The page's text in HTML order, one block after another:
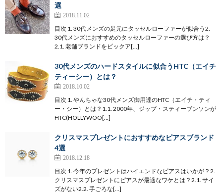
選
2018.11.02
目次 1. 30代メンズの足元にタッセルローファーが似合う2.
30代メンズにおすすめのタッセルローファーの選び方は？
2.1. 老舗ブランドをピックア[…]
30代メンズのハードスタイルに似合うHTC（エイチ
ティーシー）とは？
2018.10.02
目次 1. やんちゃな30代メンズ御用達のHTC（エイチ・ティ
ー・シー）とは？1.1. 2000年、ジップ・スティーブンソンが
HTC(HOLLYWOO[…]
クリスマスプレゼントにおすすめなピアスブランド
4選
2018.12.18
目次 1. 今年のプレゼントはハイエンドなピアスはいかが？2.
クリスマスプレゼントにピアスが最適なワケとは？2.1. サイ
ズがない2.2. 手ごろな[…]